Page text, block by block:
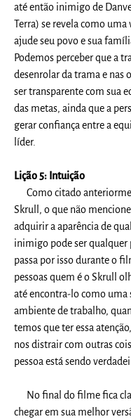
até então inimigo de
Terra) se revela como
ajude seu povo e sua
Podemos perceber que a
desenrolar da trama e nas
ser transparente com sua
das metas, ainda que a
gerar confiança entre a
líder.
Lição 5: Intuição
Como citado
Skrull, o que não
adquirir a aparência de
inimigo pode ser qualquer
passa por isso durante o
pessoas quem é o Skrull
até encontra-lo como
ambiente de trabalho,
temos que ter essa
nos distrair com outras
pessoa está sendo
No final do filme fica
chegar em sua melhor